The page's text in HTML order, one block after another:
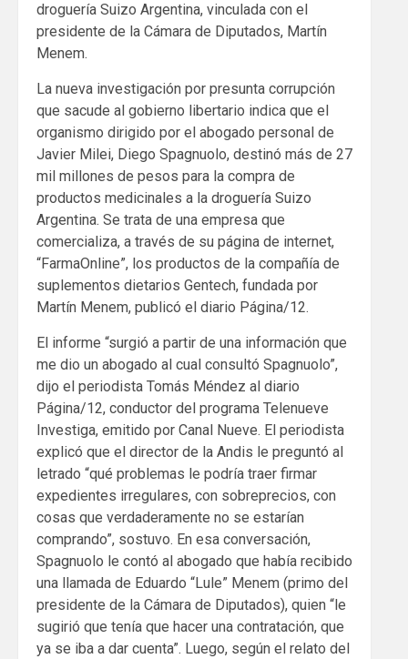
droguería Suizo Argentina, vinculada con el
presidente de la Cámara de Diputados, Martín
Menem.
La nueva investigación por presunta corrupción
que sacude al gobierno libertario indica que el
organismo dirigido por el abogado personal de
Javier Milei, Diego Spagnuolo, destinó más de 27
mil millones de pesos para la compra de
productos medicinales a la droguería Suizo
Argentina. Se trata de una empresa que
comercializa, a través de su página de internet,
“FarmaOnline”, los productos de la compañía de
suplementos dietarios Gentech, fundada por
Martín Menem, publicó el diario Página/12.
El informe “surgió a partir de una información que
me dio un abogado al cual consultó Spagnuolo”,
dijo el periodista Tomás Méndez al diario
Página/12, conductor del programa Telenueve
Investiga, emitido por Canal Nueve. El periodista
explicó que el director de la Andis le preguntó al
letrado “qué problemas le podría traer firmar
expedientes irregulares, con sobreprecios, con
cosas que verdaderamente no se estarían
comprando”, sostuvo. En esa conversación,
Spagnuolo le contó al abogado que había recibido
una llamada de Eduardo “Lule” Menem (primo del
presidente de la Cámara de Diputados), quien “le
sugirió que tenía que hacer una contratación, que
ya se iba a dar cuenta”. Luego, según el relato del